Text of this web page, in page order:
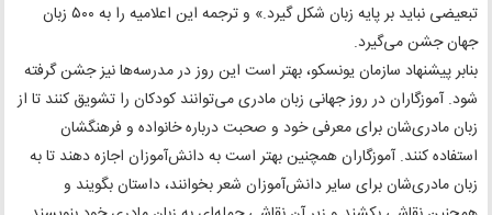
تبعیضی نباید بر پایه زبان شکل گیرد.» و ترجمه این اعلامیه را به ۵۰۰ زبان
جهان جشن می‌گیرد.
بنابر پیشنهاد سازمان یونسکو، بهتر است این روز در مدرسه‌ها نیز جشن گرفته
شود. آموزگاران در روز جهانی زبان مادری می‌توانند کودکان را تشویق کنند تا از
زبان مادری‌شان برای معرفی خود و صحبت درباره خانواده و فرهنگشان
استفاده کنند. آموزگاران همچنین بهتر است به دانش‌آموزان اجازه دهند تا به
زبان مادری‌شان برای سایر دانش‌آموزان شعر بخوانند، داستان بگویند و